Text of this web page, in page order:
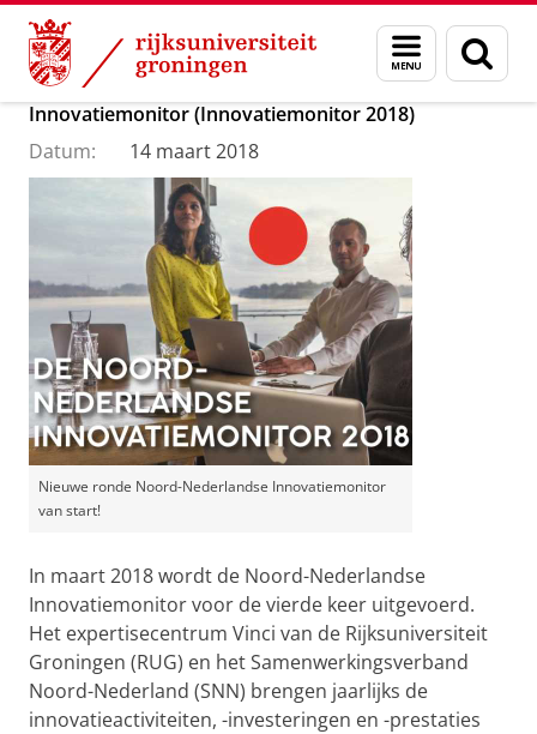
Skip
Content
Skip
Navigation
Menu
en
zoeken
Department of Innovation Management &
Start nieuwe ronde Noord-Nederlandse
Innovatiemonitor (Innovatiemonitor 2018)
Datum:
14 maart 2018
Nieuwe ronde Noord-Nederlandse Innovatiemonitor
van start!
In maart 2018 wordt de Noord-Nederlandse
Innovatiemonitor voor de vierde keer uitgevoerd.
Het expertisecentrum Vinci van de Rijksuniversiteit
Groningen (RUG) en het Samenwerkingsverband
Noord-Nederland (SNN) brengen jaarlijks de
innovatieactiviteiten, -investeringen en -prestaties